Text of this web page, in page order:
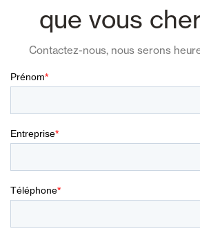
que vous
Contactez-nous, nous serons